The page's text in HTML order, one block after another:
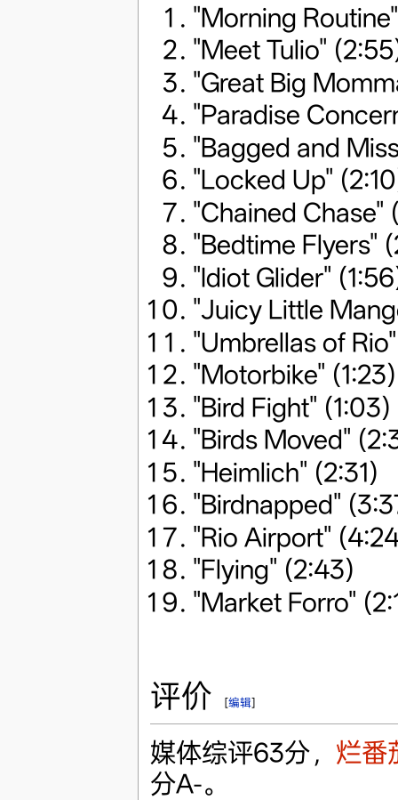
"Morning
"Meet Tulio"
"Great Big
"Paradise
"Bagged and
"Locked Up"
"Chained Chase"
"Bedtime Flyers"
"Idiot Glider"
"Juicy Little
"Umbrellas of
"Motorbike" (1:23)
"Bird Fight" (1:03)
"Birds Moved"
"Heimlich" (2:31)
"Birdnapped"
"Rio Airport"
"Flying" (2:43)
"Market Forro"
评价 [编辑]
媒体综评63分， 烂番
分A-。